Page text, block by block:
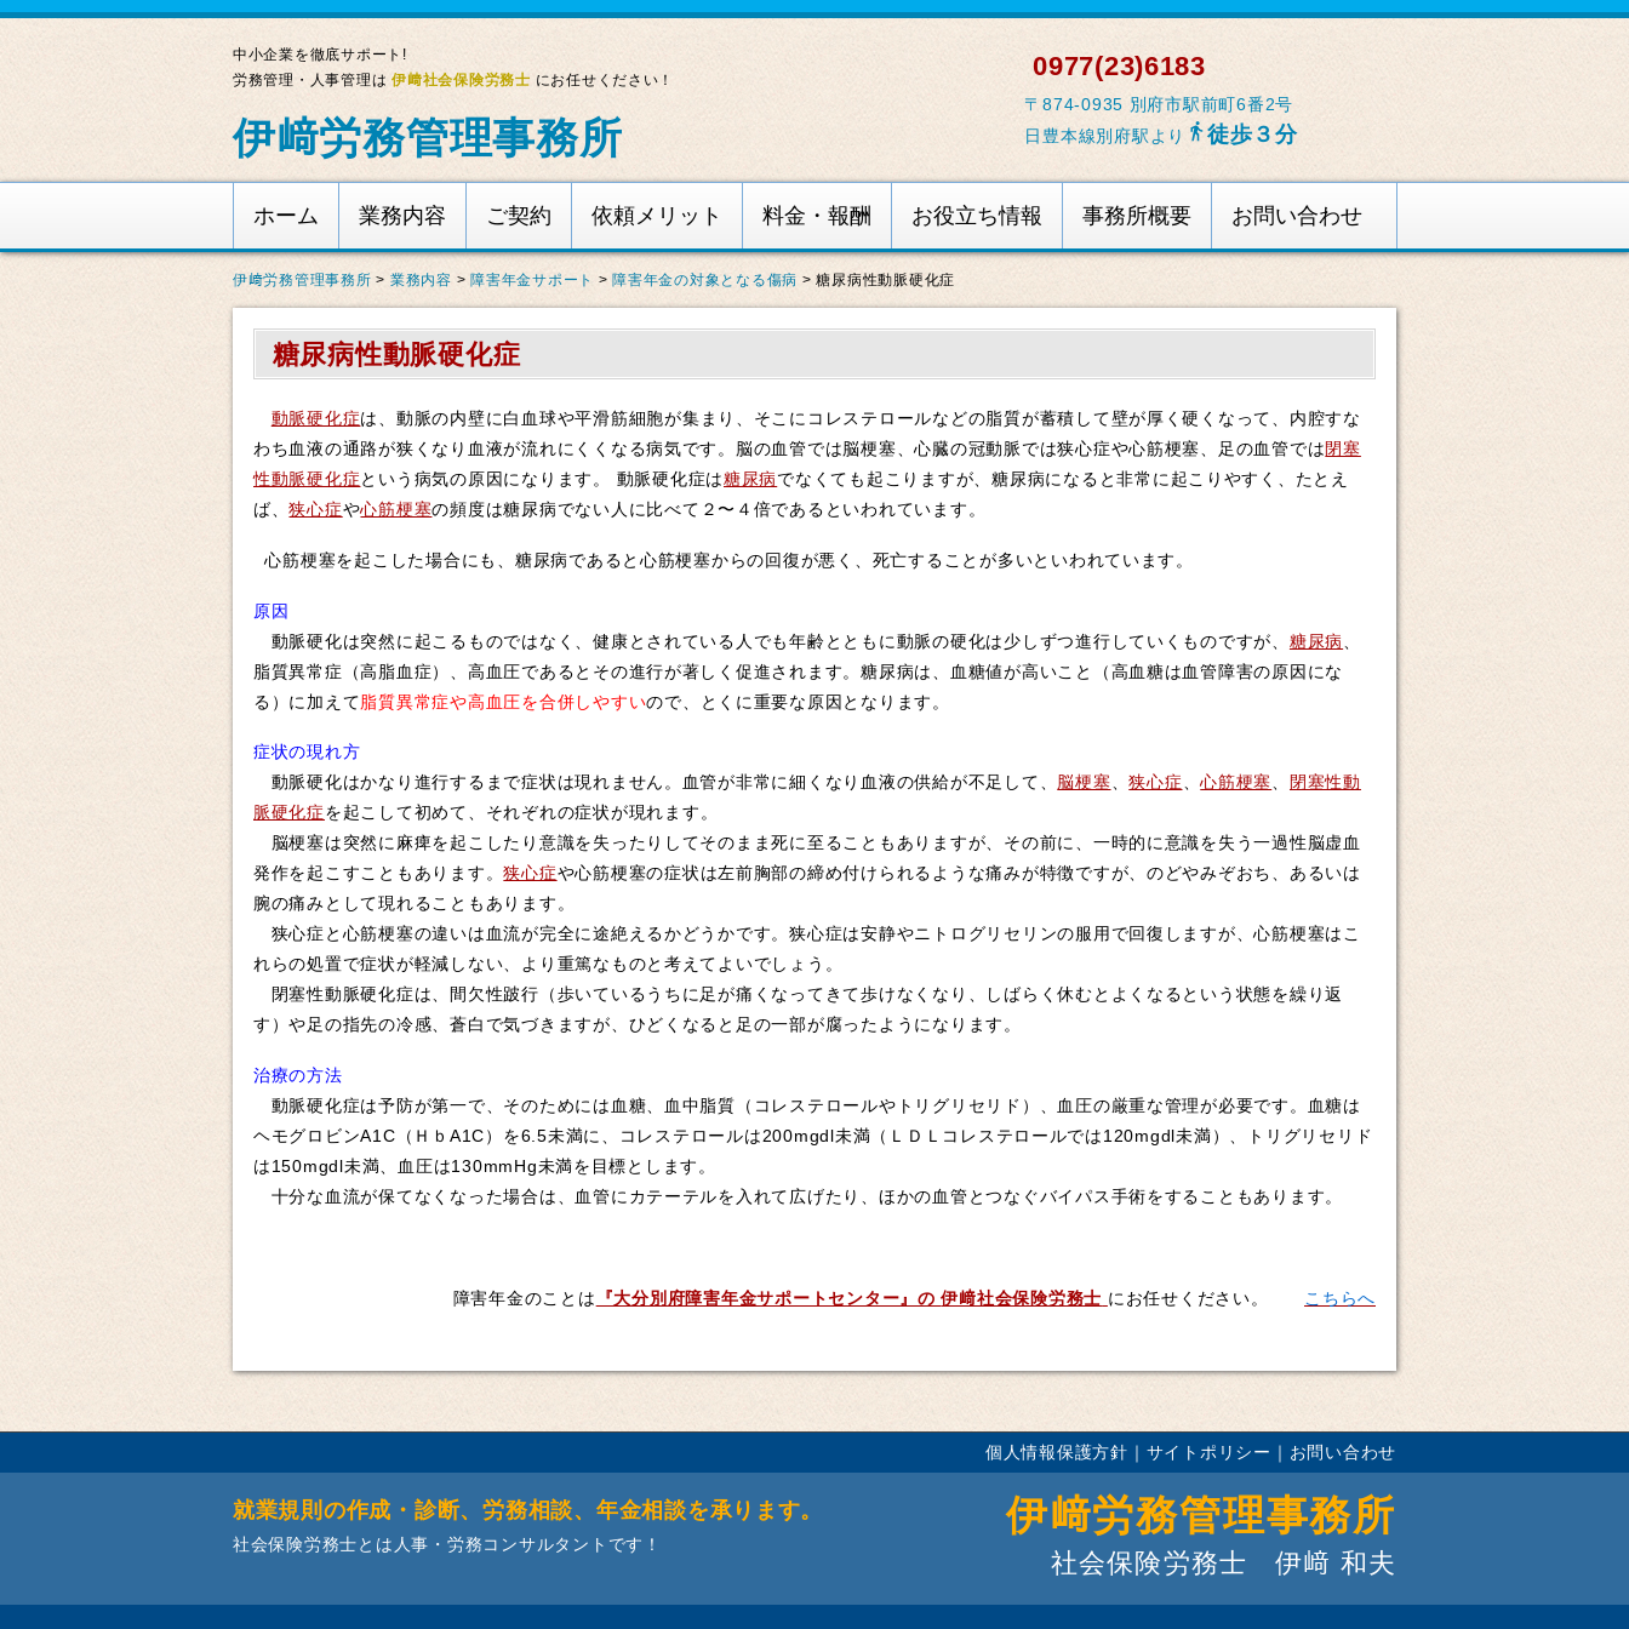
中小企業を徹底サポート!
労務管理・人事管理は伊﨑社会保険労務士 にお任せください！
伊﨑労務管理事務所
0977(23)6183
〒874-0935 別府市駅前町6番2号
日豊本線別府駅より 徒歩３分
ホーム 業務内容 ご契約 依頼メリット 料金・報酬 お役立ち情報 事務所概要 お問い合わせ
伊﨑労務管理事務所 > 業務内容 > 障害年金サポート > 障害年金の対象となる傷病 >糖尿病性動脈硬化症
糖尿病性動脈硬化症
動脈硬化症は、動脈の内壁に白血球や平滑筋細胞が集まり、そこにコレステロールなどの脂質が蓄積して壁が厚く硬くなって、内腔すな
わち血液の通路が狭くなり血液が流れにくくなる病気です。脳の血管では脳梗塞、心臓の冠動脈では狭心症や心筋梗塞、足の血管では閉塞
性動脈硬化症という病気の原因になります。 動脈硬化症は糖尿病でなくても起こりますが、糖尿病になると非常に起こりやすく、たとえ
ば、狭心症や心筋梗塞の頻度は糖尿病でない人に比べて２〜４倍であるといわれています。
心筋梗塞を起こした場合にも、糖尿病であると心筋梗塞からの回復が悪く、死亡することが多いといわれています。
原因
動脈硬化は突然に起こるものではなく、健康とされている人でも年齢とともに動脈の硬化は少しずつ進行していくものですが、 糖尿病
脂質異常症（高脂血症）、高血圧であるとその進行が著しく促進されます。糖尿病は、血糖値が高いこと（高血糖は血管障害の原因にな
る）に加えて脂質異常症や高血圧を合併しやすいので、とくに重要な原因となります。
症状の現れ方
動脈硬化はかなり進行するまで症状は現れません。血管が非常に細くなり血液の供給が不足して、 脳梗塞、狭心症、心筋梗塞、 閉塞性動
脈硬化症を起こして初めて、それぞれの症状が現れます。
脳梗塞は突然に麻痺を起こしたり意識を失ったりしてそのまま死に至ることもありますが、その前に、一時的に意識を失う一過性脳虚血
発作を起こすこともあります。狭心症や心筋梗塞の症状は左前胸部の締め付けられるような痛みが特徴ですが、のどやみぞおち、あるいは
腕の痛みとして現れることもあります。
狭心症と心筋梗塞の違いは血流が完全に途絶えるかどうかです。狭心症は安静やニトログリセリンの服用で回復しますが、心筋梗塞はこ
れらの処置で症状が軽減しない、より重篤なものと考えてよいでしょう。
閉塞性動脈硬化症は、間欠性跛行（歩いているうちに足が痛くなってきて歩けなくなり、しばらく休むとよくなるという状態を繰り返
す）や足の指先の冷感、蒼白で気づきますが、ひどくなると足の一部が腐ったようになります。
治療の方法
動脈硬化症は予防が第一で、そのためには血糖、血中脂質（コレステロールやトリグリセリド）、血圧の厳重な管理が必要です。血糖は
ヘモグロビンA1C（ＨｂA1C）を6.5未満に、コレステロールは200mgdl未満（ＬＤＬコレステロールでは120mgdl未満）、トリグリセリド
は150mgdl未満、血圧は130mmHg未満を目標とします。
十分な血流が保てなくなった場合は、血管にカテーテルを入れて広げたり、ほかの血管とつなぐバイパス手術をすることもあります。
障害年金のことは 『大分別府障害年金サポートセンター』の伊﨑社会保険労務士 にお任せください。 こちらへ
個人情報保護方針 ｜ サイトポリシー ｜ お問い合わせ
就業規則の作成・診断、労務相談、年金相談を承ります。
社会保険労務士とは人事・労務コンサルタントです！
伊﨑労務管理事務所
社会保険労務士 伊﨑 和夫